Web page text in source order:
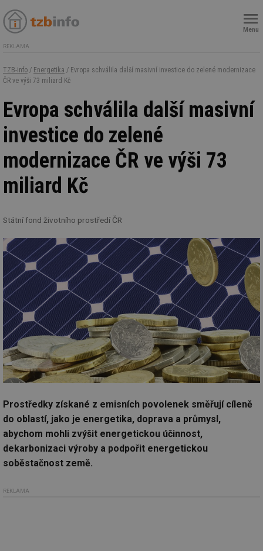
Menu
REKLAMA
TZB-info / Energetika / Evropa schválila další masivní investice do zelené modernizace
ČR ve výši 73 miliard Kč
Evropa schválila další masivní
investice do zelené
modernizace ČR ve výši 73
miliard Kč
Státní fond životního prostředí ČR
Prostředky získané z emisních povolenek směřují cíleně
do oblastí, jako je energetika, doprava a průmysl,
abychom mohli zvýšit energetickou účinnost,
dekarbonizaci výroby a podpořit energetickou
soběstačnost země.
REKLAMA